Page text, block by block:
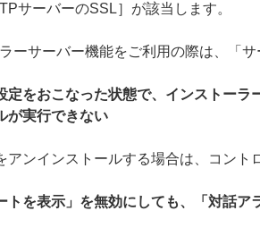
サーバーのSSL］が該当します。
ーサーバー機能をご利用の際は、「
定をおこなった状態で、インストー
が実行できない
アンインストールする場合は、コン
トを表示」を無効にしても、「対話